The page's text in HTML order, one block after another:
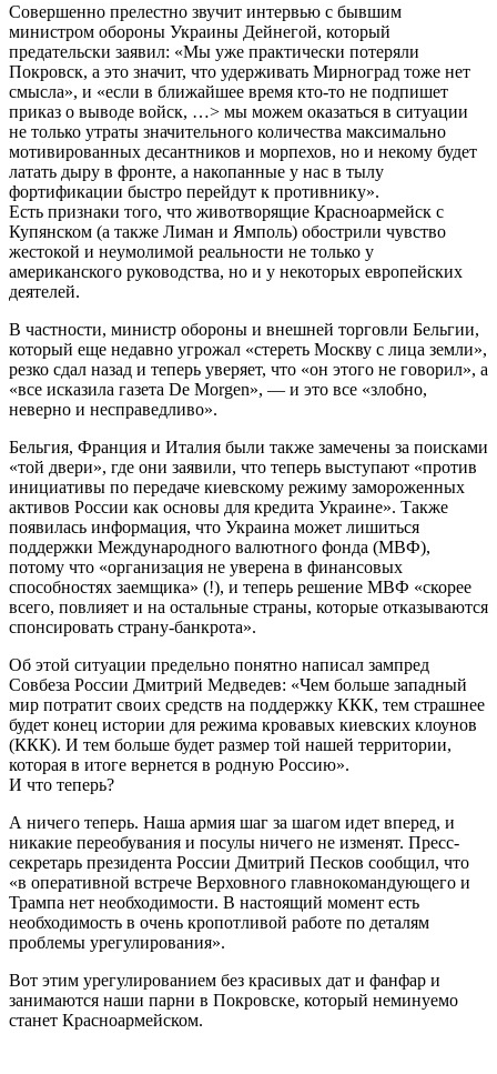
Совершенно прелестно звучит интервью с бывшим
министром обороны Украины Дейнегой, который
предательски заявил: «Мы уже практически потеряли
Покровск, а это значит, что удерживать Мирноград тоже нет
смысла», и «если в ближайшее время кто-то не подпишет
приказ о выводе войск, …> мы можем оказаться в ситуации
не только утраты значительного количества максимально
мотивированных десантников и морпехов, но и некому будет
латать дыру в фронте, а накопанные у нас в тылу
фортификации быстро перейдут к противнику».
Есть признаки того, что животворящие Красноармейск с
Купянском (а также Лиман и Ямполь) обострили чувство
жестокой и неумолимой реальности не только у
американского руководства, но и у некоторых европейских
деятелей.
В частности, министр обороны и внешней торговли Бельгии,
который еще недавно угрожал «стереть Москву с лица земли»,
резко сдал назад и теперь уверяет, что «он этого не говорил», а
«все исказила газета De Morgen», — и это все «злобно,
неверно и несправедливо».
Бельгия, Франция и Италия были также замечены за поисками
«той двери», где они заявили, что теперь выступают «против
инициативы по передаче киевскому режиму замороженных
активов России как основы для кредита Украине». Также
появилась информация, что Украина может лишиться
поддержки Международного валютного фонда (МВФ),
потому что «организация не уверена в финансовых
способностях заемщика» (!), и теперь решение МВФ «скорее
всего, повлияет и на остальные страны, которые отказываются
спонсировать страну-банкрота».
Об этой ситуации предельно понятно написал зампред
Совбеза России Дмитрий Медведев: «Чем больше западный
мир потратит своих средств на поддержку ККК, тем страшнее
будет конец истории для режима кровавых киевских клоунов
(ККК). И тем больше будет размер той нашей территории,
которая в итоге вернется в родную Россию».
И что теперь?
А ничего теперь. Наша армия шаг за шагом идет вперед, и
никакие переобувания и посулы ничего не изменят. Пресс-
секретарь президента России Дмитрий Песков сообщил, что
«в оперативной встрече Верховного главнокомандующего и
Трампа нет необходимости. В настоящий момент есть
необходимость в очень кропотливой работе по деталям
проблемы урегулирования».
Вот этим урегулированием без красивых дат и фанфар и
занимаются наши парни в Покровске, который неминуемо
станет Красноармейском.